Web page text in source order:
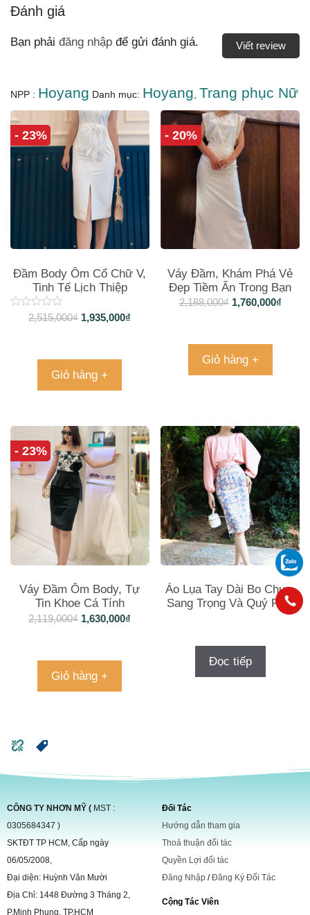
Đánh giá
Viết review
Bạn phải đăng nhập để gửi đánh giá.
NPP : Hoyang Danh mục: Hoyang Trang phục Nữ
- 23%
Đầm Body Ôm Cổ Chữ V,
Tinh Tế Lịch Thiệp
2,515,000₫ 1,935,000₫
Giỏ hàng +
- 20%
Váy Đầm, Khám Phá Vẻ
Đẹp Tiềm Ẩn Trong Bạn
2,188,000₫ 1,760,000₫
Giỏ hàng +
- 23%
Váy Đầm Ôm Body, Tự
Tin Khoe Cá Tính
2,119,000₫ 1,630,000₫
Giỏ hàng +
Áo Lụa Tay Dài Bo Chun,
Sang Trọng Và Quý Phái
Đọc tiếp
CÔNG TY NHƠN MỸ ( MST :
0305684347 )
SKTĐT TP HCM, Cấp ngày
06/05/2008,
Đại diện: Huỳnh Văn Mười
Địa Chỉ: 1448 Đường 3 Tháng 2,
P.Minh Phụng, TP.HCM
Đối Tác
Hướng dẫn tham gia
Thoả thuận đối tác
Quyền Lợi đối tác
Đăng Nhập /Đăng Ký Đối Tác
Cộng Tác Viên